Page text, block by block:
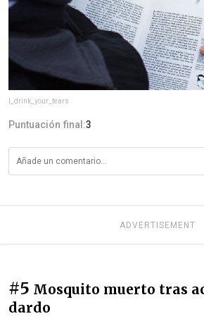
I_drink_your_tears
Puntuación final:3
ADVERTISEMENT
#5 Mosquito muerto tras
dardo